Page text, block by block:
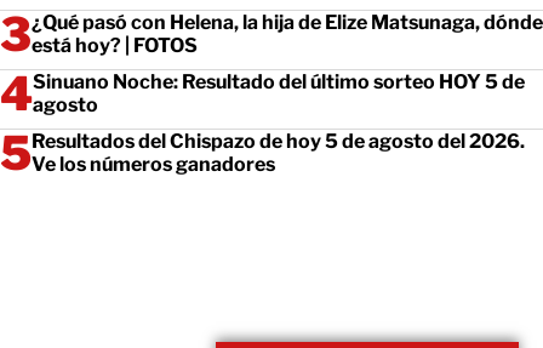
¿Qué pasó con Helena, la hija de Elize Matsunaga, dónde
está hoy? | FOTOS
Sinuano Noche: Resultado del último sorteo HOY 5 de
agosto
Resultados del Chispazo de hoy 5 de agosto del 2026.
Ve los números ganadores